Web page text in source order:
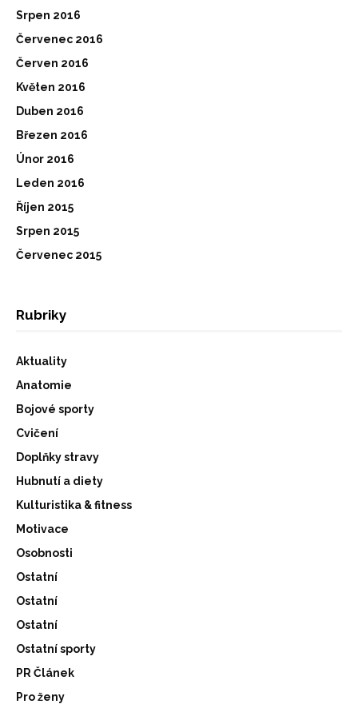
Srpen 2016
Červenec 2016
Červen 2016
Květen 2016
Duben 2016
Březen 2016
Únor 2016
Leden 2016
Říjen 2015
Srpen 2015
Červenec 2015
Rubriky
Aktuality
Anatomie
Bojové sporty
Cvičení
Doplňky stravy
Hubnutí a diety
Kulturistika & fitness
Motivace
Osobnosti
Ostatní
Ostatní
Ostatní
Ostatní sporty
PR Článek
Pro ženy